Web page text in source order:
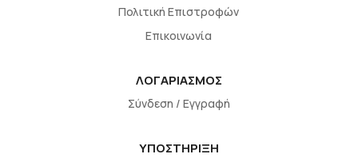
Πολιτική Επιστροφών
Επικοινωνία
ΛΟΓΑΡΙΑΣΜΟΣ
Σύνδεση / Εγγραφή
ΥΠΟΣΤΗΡΙΞΗ